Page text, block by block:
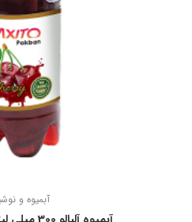
آبمیوه و